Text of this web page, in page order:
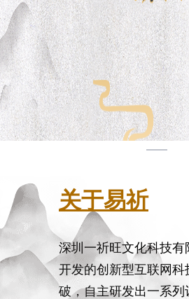
关于易祈
深圳一祈旺文化科技
开发的创新型互联网
破，自主研发出一系